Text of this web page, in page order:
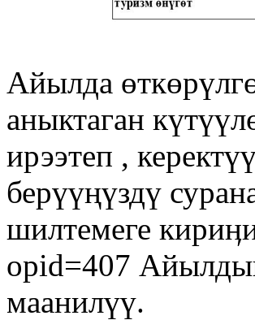
Айылда
аныктаган
ирээтеп ,
берүүңүздү
шилтемеге
opid=407
маанилүү.